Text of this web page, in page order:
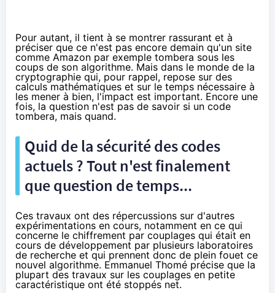
Pour autant, il tient à se montrer rassurant et à
préciser que ce n'est pas encore demain qu'un site
comme Amazon par exemple tombera sous les
coups de son algorithme. Mais dans le monde de la
cryptographie qui, pour rappel, repose sur des
calculs mathématiques et sur le temps nécessaire à
les mener à bien, l'impact est important. Encore une
fois, la question n'est pas de savoir si un code
tombera, mais quand.
Quid de la sécurité des codes
actuels ? Tout n'est finalement
que question de temps...
Ces travaux ont des répercussions sur d'autres
expérimentations en cours, notamment en ce qui
concerne le chiffrement par couplages qui était en
cours de développement par plusieurs laboratoires
de recherche et qui prennent donc de plein fouet ce
nouvel algorithme. Emmanuel Thomé précise que la
plupart des travaux sur les couplages en petite
caractéristique ont été stoppés net.